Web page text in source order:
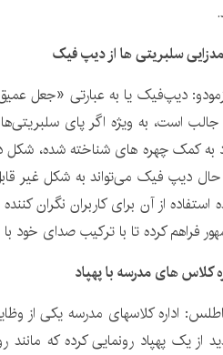
سلبریتی ‌ها از دیپ ‌فیک
دیپ‌فیک یا به عبارتی «جعل
به کمک چهره‌ های شناخته ‌شده، شکل
دیپ‌ فیک می‌تواند به شکل غیر
فراهم کرده تا با ترکیب صدای خود
کلاسهای مدرسه با پهپاد
از یک پهپاد رونمایی کرده که